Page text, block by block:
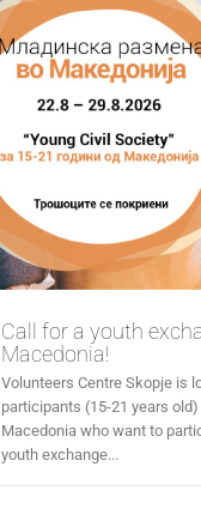
Call for a youth
Macedonia!
Volunteers Centre Skopje is
participants (15-21 years
Macedonia who want to
youth exchange...